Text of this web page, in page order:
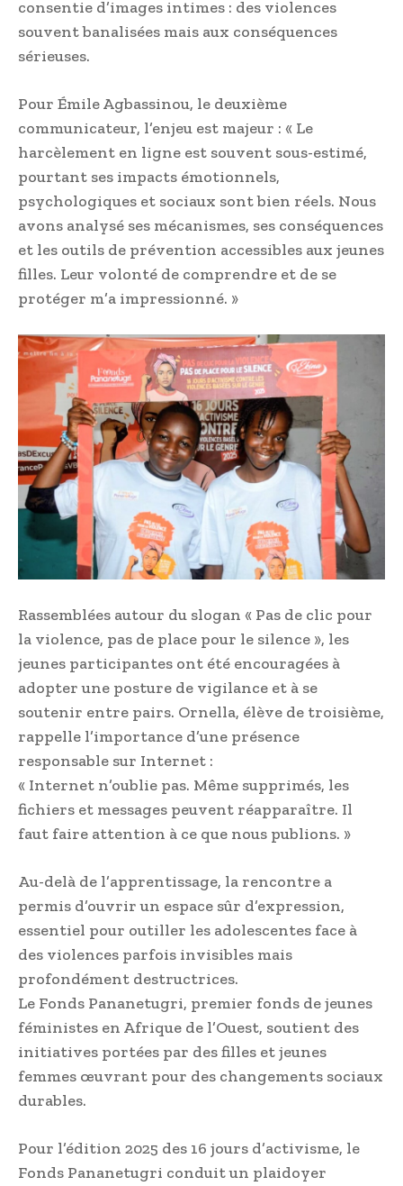
consentie d’images intimes : des violences
souvent banalisées mais aux conséquences
sérieuses.
Pour Émile Agbassinou, le deuxième
communicateur, l’enjeu est majeur : « Le
harcèlement en ligne est souvent sous-estimé,
pourtant ses impacts émotionnels,
psychologiques et sociaux sont bien réels. Nous
avons analysé ses mécanismes, ses conséquences
et les outils de prévention accessibles aux jeunes
filles. Leur volonté de comprendre et de se
protéger m’a impressionné. »
Rassemblées autour du slogan « Pas de clic pour
la violence, pas de place pour le silence », les
jeunes participantes ont été encouragées à
adopter une posture de vigilance et à se
soutenir entre pairs. Ornella, élève de troisième,
rappelle l’importance d’une présence
responsable sur Internet :
« Internet n’oublie pas. Même supprimés, les
fichiers et messages peuvent réapparaître. Il
faut faire attention à ce que nous publions. »
Au-delà de l’apprentissage, la rencontre a
permis d’ouvrir un espace sûr d’expression,
essentiel pour outiller les adolescentes face à
des violences parfois invisibles mais
profondément destructrices.
Le Fonds Pananetugri, premier fonds de jeunes
féministes en Afrique de l’Ouest, soutient des
initiatives portées par des filles et jeunes
femmes œuvrant pour des changements sociaux
durables.
Pour l’édition 2025 des 16 jours d’activisme, le
Fonds Pananetugri conduit un plaidoyer